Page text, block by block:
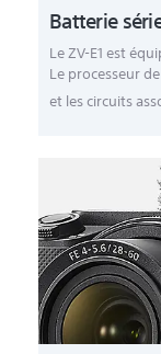
Batterie
Le ZV-E1 est
Le processeur
et les circuits